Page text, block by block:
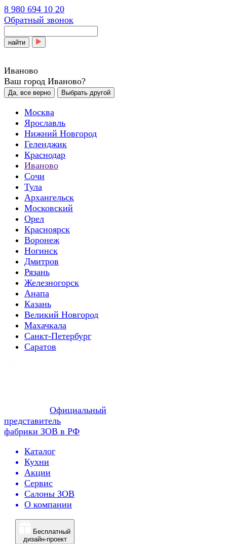
8 980 694 10 20
Обратный звонок
найти
Иваново
Ваш город Иваново?
Да, все верно Выбрать другой
Москва
Ярославль
Нижний Новгород
Геленджик
Краснодар
Иваново
Сочи
Тула
Архангельск
Московский
Орел
Красноярск
Воронеж
Ногинск
Дмитров
Рязань
Железногорск
Анапа
Казань
Великий Новгород
Махачкала
Санкт-Петербург
Саратов
Официальный
представитель
фабрики ЗОВ в РФ
Каталог
Кухни
Акции
Сервис
Салоны ЗОВ
О компании
Бесплатный
дизайн-проект